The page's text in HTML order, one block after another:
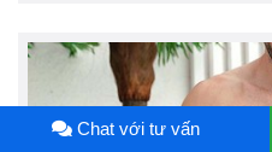
Chat với tư vấn